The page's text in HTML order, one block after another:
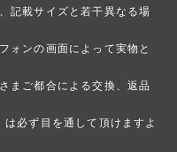
記載サイズと若干異なる場
ォンの画面によって実物と
まご都合による交換、返品
必ず目を通して頂けますよ